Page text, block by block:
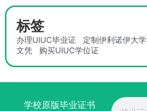
标签
办理UIUC毕业证
定制伊利诺伊大
文凭
购买UIUC学位证
学校原版毕业证书
Search